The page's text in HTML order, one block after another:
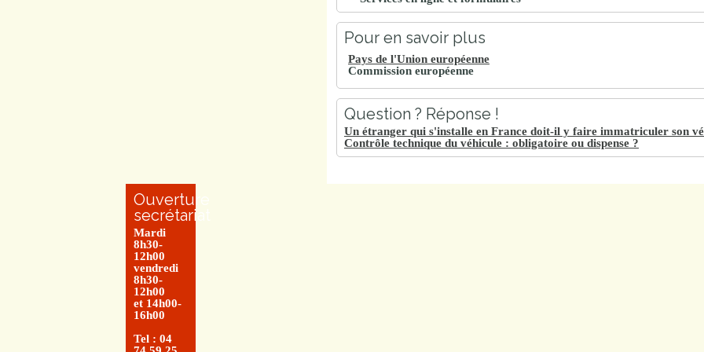
Pour en savoir plus
Pays de l'Union européenne
Commission européenne
Question ? Réponse !
Un étranger qui s'installe en France doit-il y faire immatriculer son
Contrôle technique du véhicule : obligatoire ou dispense ?
Ouverture
secrétariat
Mardi
8h30-
12h00
vendredi
8h30-
12h00
et 14h00-
16h00
Tel : 04